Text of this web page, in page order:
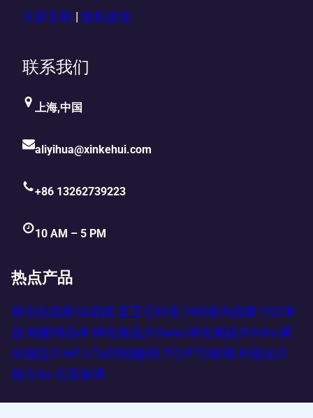
火影互联 隐私政策
联系我们
上海,中国
aliyihua@xinkehui.com
+86 13262739223
10 AM – 5 PM
热点产品
碳化硅晶圆 硅晶圆 蓝宝石衬底 YAG激光晶圆 YSZ单
晶 铌酸锂晶体 砷化镓晶片GaAs 砷化铟晶片InAs 磷
化铟晶片InP LiTaO3钽酸锂 ITO/FTO玻璃 外延硅片
锗片Ge 石英玻璃